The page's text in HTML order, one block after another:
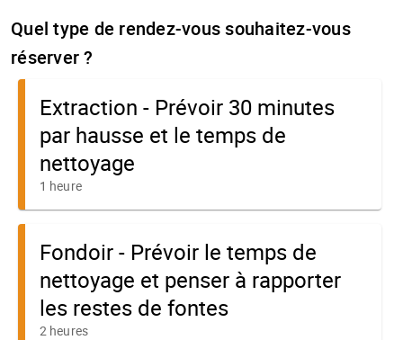
Quel type de rendez-vous souhaitez-vous
réserver ?
Extraction - Prévoir 30 minutes
par hausse et le temps de
nettoyage
1 heure
Fondoir - Prévoir le temps de
nettoyage et penser à rapporter
les restes de fontes
2 heures